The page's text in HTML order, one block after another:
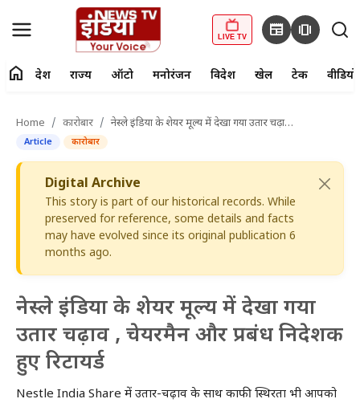
LIVE TV newspaper amp_stories
Home
ऑटो
मनोरंजन
विदेश
home देश राज्य ऑटो मनोरंजन विदेश खेल टेक वीडियो
Home कारोबार नेस्ले इंडिया के शेयर मूल्य में देखा गया उतार चढ़ाव , चेयरमैन और प्रबंध निदेशक हुए रिटायर्ड
Article कारोबार
Digital Archive
This story is part of our historical records. While
preserved for reference, some details and facts
may have evolved since its original publication 6
months ago.
नेस्ले इंडिया के शेयर मूल्य में देखा गया
उतार चढ़ाव , चेयरमैन और प्रबंध निदेशक
हुए रिटायर्ड
Nestle India Share में उतार-चढ़ाव के साथ काफी स्थिरता भी आपको